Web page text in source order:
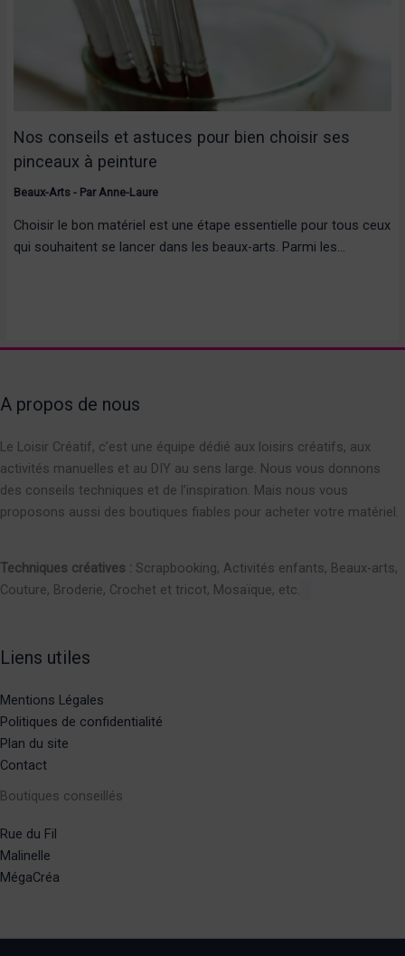
Nos conseils et astuces pour bien choisir ses
pinceaux à peinture
Beaux-Arts- Par Anne-Laure
Choisir le bon matériel est une étape essentielle pour tous ceux
qui souhaitent se lancer dans les beaux-arts. Parmi les…
A propos de nous
Le Loisir Créatif, c’est une équipe dédié aux loisirs créatifs, aux
activités manuelles et au DIY au sens large. Nous vous donnons
des conseils techniques et de l’inspiration. Mais nous vous
proposons aussi des boutiques fiables pour acheter votre matériel.
Techniques créatives : Scrapbooking, Activités enfants, Beaux-arts,
Couture, Broderie, Crochet et tricot, Mosaïque, etc.
Liens utiles
Mentions Légales
Politiques de confidentialité
Plan du site
Contact
Boutiques conseillés
Rue du Fil
Malinelle
MégaCréa